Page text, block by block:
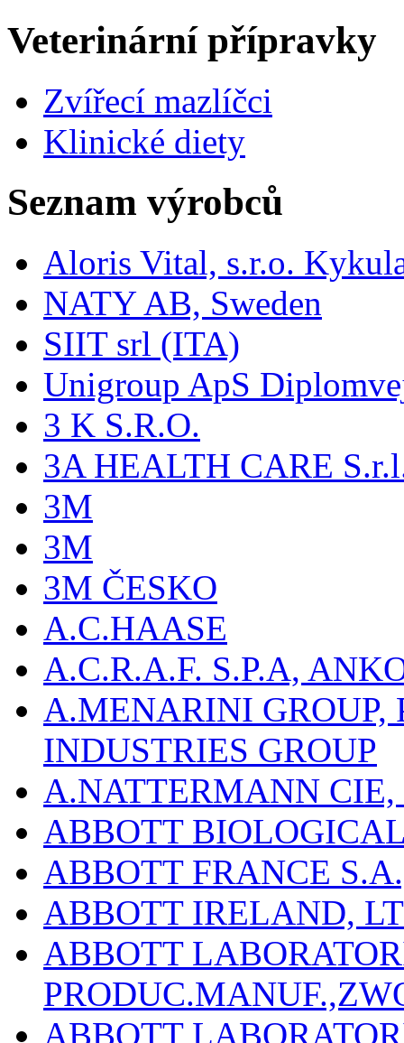
Veterinární přípravky
Zvířecí mazlíčci
Klinické diety
Seznam výrobců
Aloris Vital, s.r.o.
NATY AB, Sweden
SIIT srl (ITA)
Unigroup ApS
3 K S.R.O.
3A HEALTH CARE
3M
3M
3M ČESKO
A.C.HAASE
A.C.R.A.F. S.P.A,
A.MENARINI
INDUSTRIES GROUP
A.NATTERMANN
ABBOTT
ABBOTT FRANCE
ABBOTT IRELAND,
ABBOTT
ABBOTT